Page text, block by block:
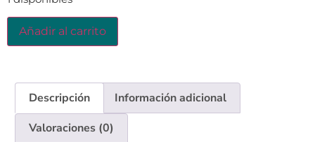
Añadir al carrito
Descripción
Información adicional
Valoraciones (0)